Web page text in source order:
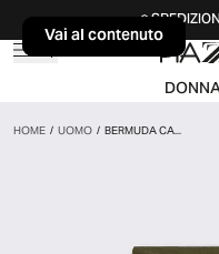
Vai al contenuto
HOME/UOMO/BERMUDA CA...
Vai al contenuto